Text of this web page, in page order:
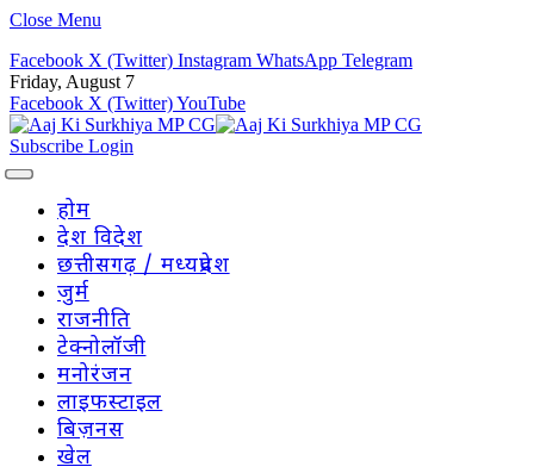
Close Menu
Facebook X (Twitter) Instagram WhatsApp Telegram
Friday, August 7
Facebook X (Twitter)YouTube
Subscribe Login
होम
देश विदेश
छत्तीसगढ़ / मध्यप्रदेश
जुर्म
राजनीति
टेक्नोलॉजी
मनोरंजन
लाइफस्टाइल
बिज़नस
खेल